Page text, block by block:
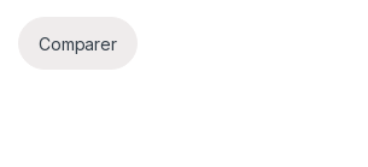
Comparer